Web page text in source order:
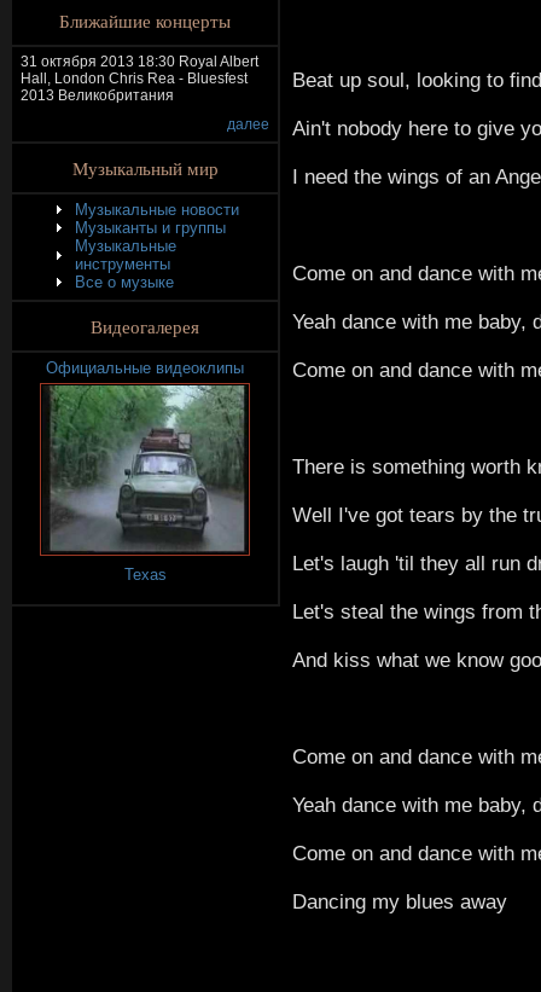
Ближайшие концерты
31 октября 2013 18:30 Royal Albert
Hall, London Chris Rea - Bluesfest
2013 Великобритания
далее
Музыкальный мир
Музыкальные новости
Музыканты и группы
Музыкальные
инструменты
Все о музыке
Видеогалерея
Официальные видеоклипы
Texas
Beat up soul, looking to
Ain't nobody here to give
I need the wings of an
Come on and dance with
Yeah dance with me baby,
Come on and dance with
There is something worth
Well I've got tears by the
Let's laugh 'til they all run
Let's steal the wings from
And kiss what we know
Come on and dance with
Yeah dance with me baby,
Come on and dance with
Dancing my blues away